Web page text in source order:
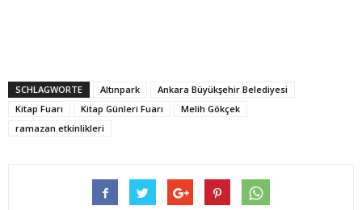
SCHLAGWORTE Altınpark
Ankara Büyükşehir Belediyesi
Kitap Fuarı
Kitap Günleri Fuarı
Melih Gökçek
ramazan etkinlikleri